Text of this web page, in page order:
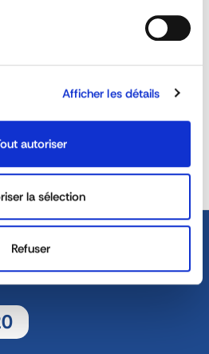
Afficher les détails
autoriser
la sélection
Refuser
REACTIVITY &